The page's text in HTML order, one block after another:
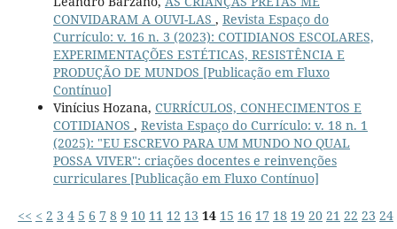
CONVIDARAM A OUVI-LAS , Revista Espaço do
Currículo: v. 16 n. 3 (2023): COTIDIANOS ESCOLARES,
EXPERIMENTAÇÕES ESTÉTICAS, RESISTÊNCIA E
PRODUÇÃO DE MUNDOS [Publicação em Fluxo
Contínuo]
Vinícius Hozana, CURRÍCULOS, CONHECIMENTOS E
COTIDIANOS , Revista Espaço do Currículo: v. 18 n. 1
(2025): "EU ESCREVO PARA UM MUNDO NO QUAL
POSSA VIVER": criações docentes e reinvenções
curriculares [Publicação em Fluxo Contínuo]
<< < 2 3 4 5 6 7 8 9 10 11 12 13 14 15 16 17 18 19 20 21 22 23 24